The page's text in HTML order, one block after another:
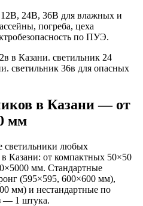
24В, 36В для влажных и
погреба, цеха
по ПУЭ.
в Казани. светильник 24
светильник 36в для опасных
в Казани— от
мм
светильники любых
в Казани: от компактных 50×50
мм. Стандартные
(595×595, 600×600 мм),
мм) и нестандартные по
— 1 штука.